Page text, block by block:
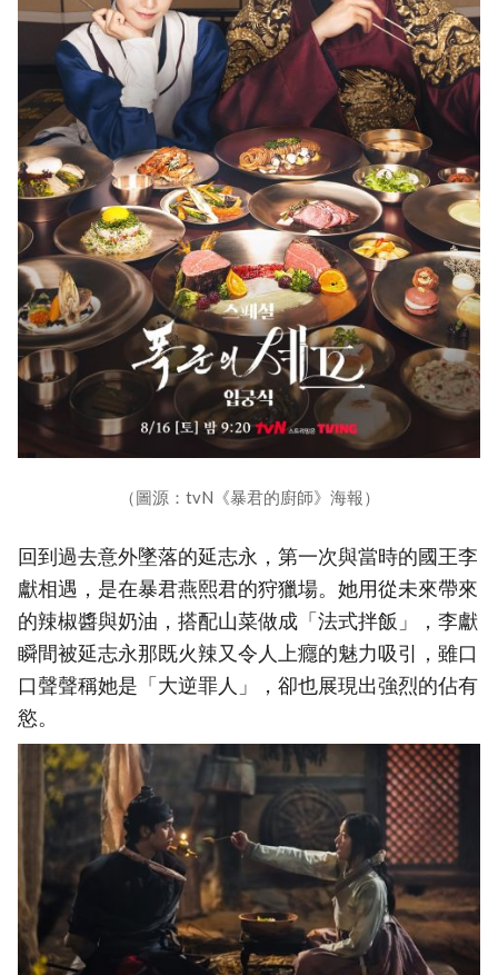
（圖源：tvN《暴君的廚師》海報）
回到過去意外墜落的延志永，第一次與當時的國王李
獻相遇，是在暴君燕熙君的狩獵場。她用從未來帶來
的辣椒醬與奶油，搭配山菜做成「法式拌飯」，李獻
瞬間被延志永那既火辣又令人上癮的魅力吸引，雖口
口聲聲稱她是「大逆罪人」，卻也展現出強烈的佔有
慾。